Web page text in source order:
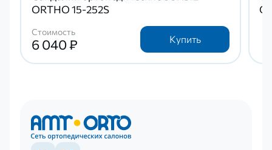
ORTHO 15-252S
Стоимость
6 040 ₽ Купить